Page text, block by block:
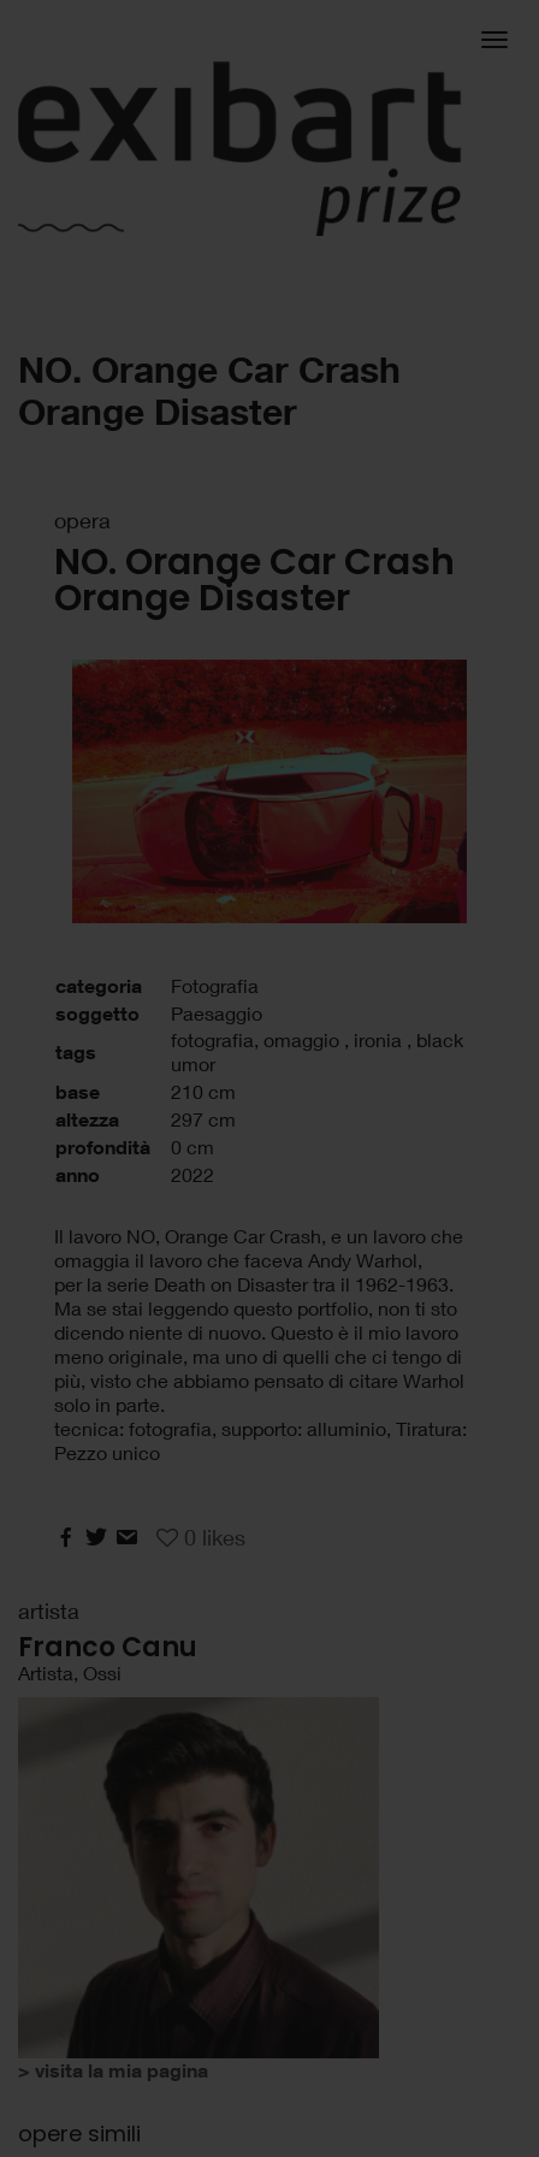
NO. Orange Car Crash
Orange Disaster
opera
NO. Orange Car Crash
Orange Disaster
categoria Fotografia
soggetto Paesaggio
tags
fotografia omaggio ironia
black
umor
base 210 cm
altezza 297 cm
profondità 0 cm
anno 2022
Il lavoro NO, Orange Car Crash, e un lavoro che
omaggia il lavoro che faceva Andy Warhol,
per la serie Death on Disaster tra il 1962-1963.
Ma se stai leggendo questo portfolio, non ti sto
dicendo niente di nuovo. Questo è il mio lavoro
meno originale, ma uno di quelli che ci tengo di
più, visto che abbiamo pensato di citare Warhol
solo in parte.
tecnica: fotografia, supporto: alluminio, Tiratura:
Pezzo unico
0 likes
artista
Franco Canu
Artista, Ossi
> visita la mia pagina
opere simili